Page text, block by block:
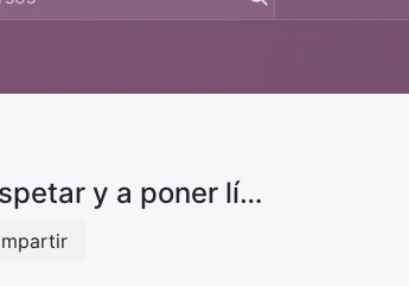
Video 4.1 Dios me ayuda a formar mi carácter a respetar y a poner límites